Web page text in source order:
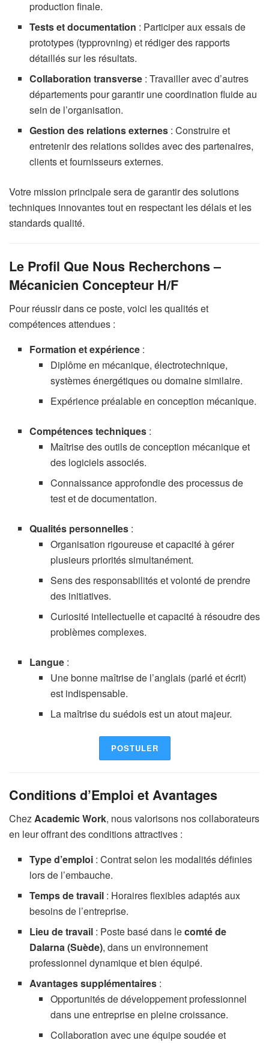
production finale.
Tests et documentation : Participer aux essais de
prototypes (typprovning) et rédiger des rapports
détaillés sur les résultats.
Collaboration transverse : Travailler avec d’autres
départements pour garantir une coordination fluide au
sein de l’organisation.
Gestion des relations externes : Construire et
entretenir des relations solides avec des partenaires,
clients et fournisseurs externes.
Votre mission principale sera de garantir des solutions
techniques innovantes tout en respectant les délais et les
standards qualité.
Le Profil Que Nous Recherchons –
Mécanicien Concepteur H/F
Pour réussir dans ce poste, voici les qualités et
compétences attendues :
Formation et expérience :
Diplôme en mécanique, électrotechnique,
systèmes énergétiques ou domaine similaire.
Expérience préalable en conception mécanique.
Compétences techniques :
Maîtrise des outils de conception mécanique et
des logiciels associés.
Connaissance approfondie des processus de
test et de documentation.
Qualités personnelles :
Organisation rigoureuse et capacité à gérer
plusieurs priorités simultanément.
Sens des responsabilités et volonté de prendre
des initiatives.
Curiosité intellectuelle et capacité à résoudre des
problèmes complexes.
Langue :
Une bonne maîtrise de l’anglais (parlé et écrit)
est indispensable.
La maîtrise du suédois est un atout majeur.
POSTULER
Conditions d’Emploi et Avantages
ChezAcademic Work, nous valorisons nos collaborateurs
en leur offrant des conditions attractives :
Type d’emploi : Contrat selon les modalités définies
lors de l’embauche.
Temps de travail : Horaires flexibles adaptés aux
besoins de l’entreprise.
Lieu de travail : Poste basé dans lecomté de
Dalarna (Suède), dans un environnement
professionnel dynamique et bien équipé.
Avantages supplémentaires :
Opportunités de développement professionnel
dans une entreprise en pleine croissance.
Collaboration avec une équipe soudée et